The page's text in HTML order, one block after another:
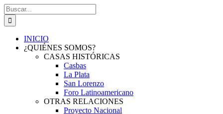
Saltar
al
contenido
Buscar:
INICIO
¿QUIÉNES SOMOS?
CASAS HISTÓRICAS
Casbas
La Plata
San Lorenzo
Foro Latinoamericano
OTRAS RELACIONES
Proyecto Nacional